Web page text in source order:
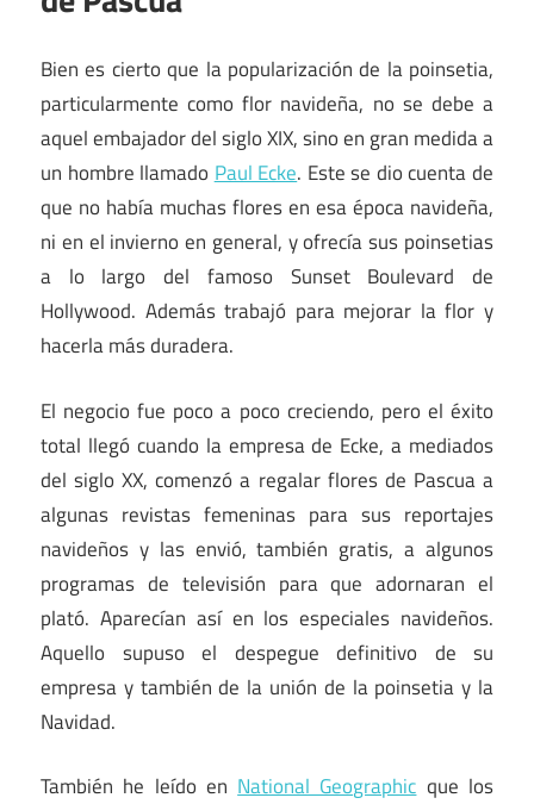
Bien es cierto que la popularización de la poinsetia,
particularmente como flor navideña, no se debe a
aquel embajador del siglo XIX, sino en gran medida a
un hombre llamadoPaul Ecke. Este se dio cuenta de
que no había muchas flores en esa época navideña,
ni en el invierno en general, y ofrecía sus poinsetias
a lo largo del famoso Sunset Boulevard de
Hollywood. Además trabajó para mejorar la flor y
hacerla más duradera.
El negocio fue poco a poco creciendo, pero el éxito
total llegó cuando la empresa de Ecke, a mediados
del siglo XX, comenzó a regalar flores de Pascua a
algunas revistas femeninas para sus reportajes
navideños y las envió, también gratis, a algunos
programas de televisión para que adornaran el
plató. Aparecían así en los especiales navideños.
Aquello supuso el despegue definitivo de su
empresa y también de la unión de la poinsetia y la
Navidad.
También he leído enNational Geographicque los